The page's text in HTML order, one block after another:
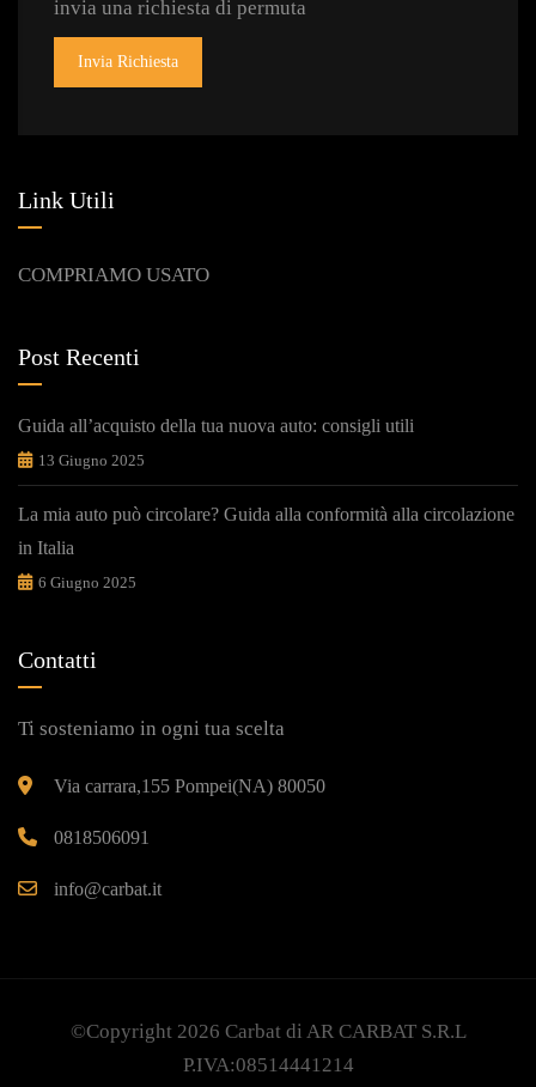
invia una richiesta di permuta
Invia Richiesta
Link Utili
COMPRIAMO USATO
Post Recenti
Guida all’acquisto della tua nuova auto: consigli utili
13 Giugno 2025
La mia auto può circolare? Guida alla conformità alla circolazione
in Italia
6 Giugno 2025
Contatti
Ti sosteniamo in ogni tua scelta
Via carrara,155 Pompei(NA) 80050
0818506091
info@carbat.it
©Copyright 2026 Carbatdi AR CARBAT S.R.L
P.IVA:08514441214